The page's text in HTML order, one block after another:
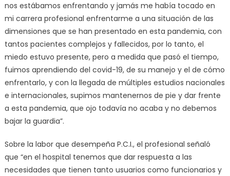
nos estábamos enfrentando y jamás me había tocado en
mi carrera profesional enfrentarme a una situación de las
dimensiones que se han presentado en esta pandemia, con
tantos pacientes complejos y fallecidos, por lo tanto, el
miedo estuvo presente, pero a medida que pasó el tiempo,
fuimos aprendiendo del covid-19, de su manejo y el de cómo
enfrentarlo, y con la llegada de múltiples estudios nacionales
e internacionales, supimos mantenernos de pie y dar frente
a esta pandemia, que ojo todavía no acaba y no debemos
bajar la guardia”.
Sobre la labor que desempeña P.C.I., el profesional señaló
que “en el hospital tenemos que dar respuesta a las
necesidades que tienen tanto usuarios como funcionarios y